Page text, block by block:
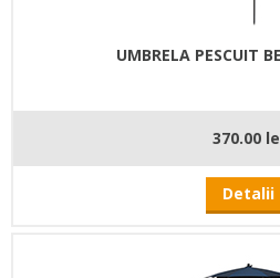
UMBRELA PESCUIT
370.00
Detalii